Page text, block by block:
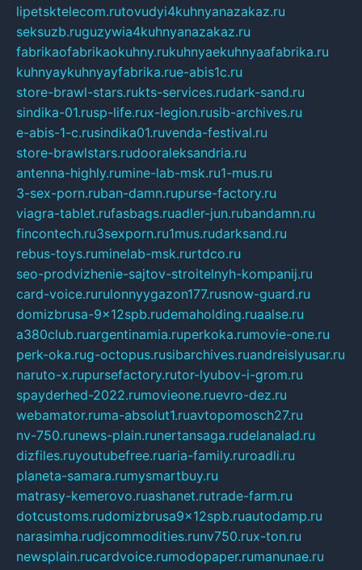
lipetsktelecom.rutovudyi4kuhnyanazakaz.ru
seksuzb.ruguzywia4kuhnyanazakaz.ru
fabrikaofabrikaokuhny.rukuhnyaekuhnyaafabrika.ru
kuhnyaykuhnyayfabrika.rue-abis1c.ru
store-brawl-stars.rukts-services.rudark-sand.ru
sindika-01.rusp-life.rux-legion.rusib-archives.ru
e-abis-1-c.rusindika01.ruvenda-festival.ru
store-brawlstars.rudooraleksandria.ru
antenna-highly.rumine-lab-msk.ru1-mus.ru
3-sex-porn.ruban-damn.rupurse-factory.ru
viagra-tablet.rufasbags.ruadler-jun.rubandamn.ru
fincontech.ru3sexporn.ru1mus.rudarksand.ru
rebus-toys.ruminelab-msk.rurtdco.ru
seo-prodvizhenie-sajtov-stroitelnyh-kompanij.ru
card-voice.rurulonnyygazon177.rusnow-guard.ru
domizbrusa-9x12spb.rudemaholding.ruaalse.ru
a380club.ruargentinamia.ruperkoka.rumovie-one.ru
perk-oka.rug-octopus.rusibarchives.ruandreislyusar.ru
naruto-x.rupursefactory.rutor-lyubov-i-grom.ru
spayderhed-2022.rumovieone.ruevro-dez.ru
webamator.ruma-absolut1.ruavtopomosch27.ru
nv-750.runews-plain.runertansaga.rudelanalad.ru
dizfiles.ruyoutubefree.ruaria-family.ruroadli.ru
planeta-samara.rumysmartbuy.ru
matrasy-kemerovo.ruashanet.rutrade-farm.ru
dotcustoms.rudomizbrusa9x12spb.ruautodamp.ru
narasimha.rudjcommodities.runv750.rux-ton.ru
newsplain.rucardvoice.rumodopaper.rumanunae.ru